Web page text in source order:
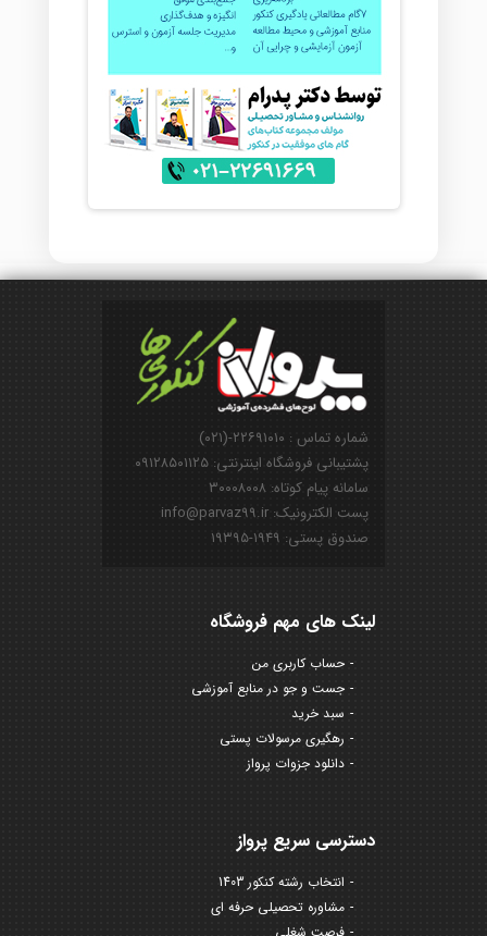
شماره تماس : ۲۲۶۹۱۰۱۰-(۰۲۱)
پشتیبانی فروشگاه اینترنتی: ۰۹۱۲۸۵۰۱۱۲۵
سامانه پیام کوتاه: ۳۰۰۰۸۰۰۸
پست الکترونیک: info@parvaz99.ir
صندوق پستی: ۱۹۴۹-۱۹۳۹۵
لینک های مهم فروشگاه
حساب کاربری من
جست و جو در منابع آموزشی
سبد خرید
رهگیری مرسولات پستی
دانلود جزوات پرواز
دسترسی سریع پرواز
انتخاب رشته کنکور 1403
مشاوره تحصیلی حرفه ای